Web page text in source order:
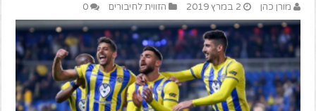
מורן כהן 2 במרץ 2019 הזווית לחיבורים 0